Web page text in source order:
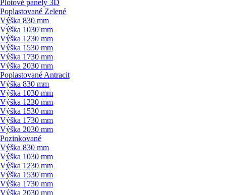
Plotové panely 3D
Poplastované Zelené
Výška 830 mm
Výška 1030 mm
Výška 1230 mm
Výška 1530 mm
Výška 1730 mm
Výška 2030 mm
Poplastované Antracit
Výška 830 mm
Výška 1030 mm
Výška 1230 mm
Výška 1530 mm
Výška 1730 mm
Výška 2030 mm
Pozinkované
Výška 830 mm
Výška 1030 mm
Výška 1230 mm
Výška 1530 mm
Výška 1730 mm
Výška 2030 mm